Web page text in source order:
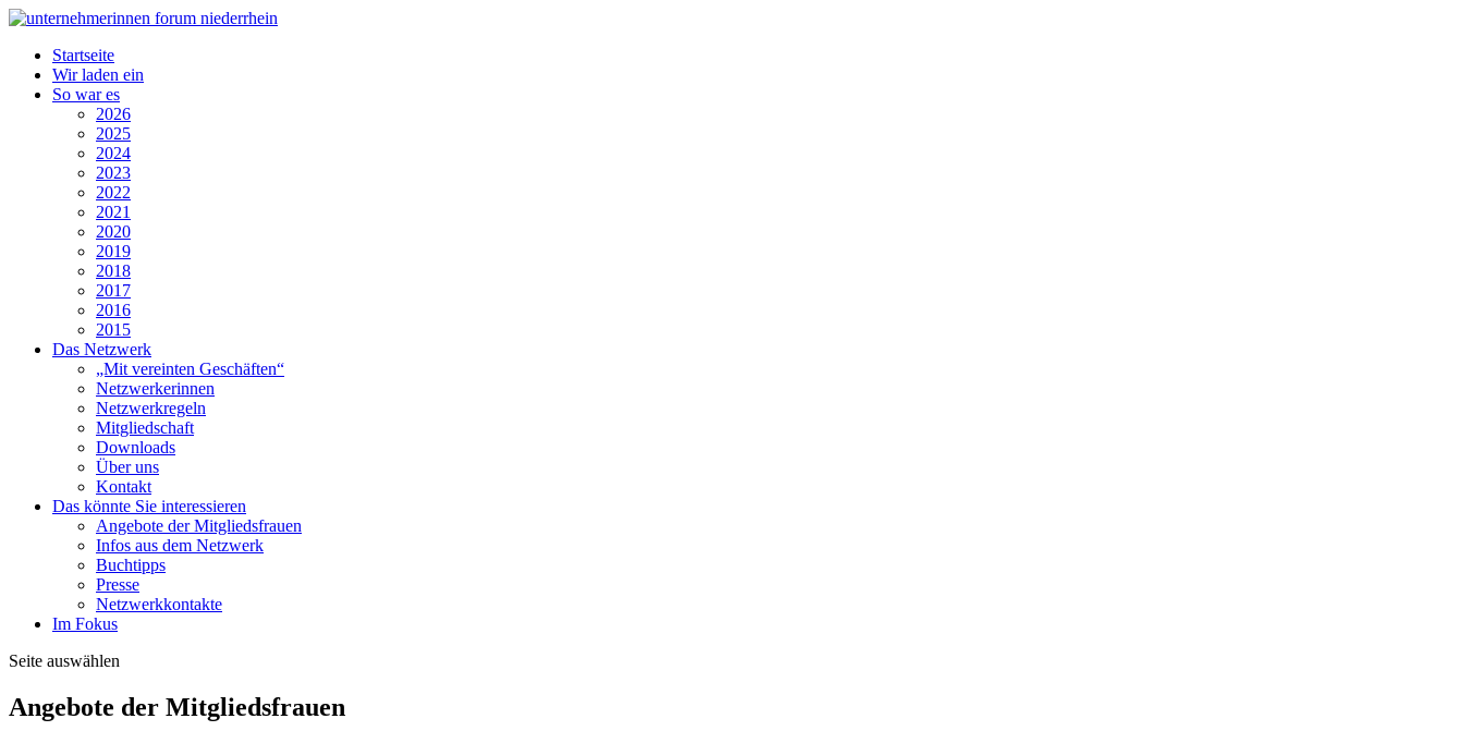
Startseite
Wir laden ein
So war es
2026
2025
2024
2023
2022
2021
2020
2019
2018
2017
2016
2015
Das Netzwerk
„Mit vereinten Geschäften“
Netzwerkerinnen
Netzwerkregeln
Mitgliedschaft
Downloads
Über uns
Kontakt
Das könnte Sie interessieren
Angebote der Mitgliedsfrauen
Infos aus dem Netzwerk
Buchtipps
Presse
Netzwerkkontakte
Im Fokus
Seite auswählen
Angebote der Mitgliedsfrauen